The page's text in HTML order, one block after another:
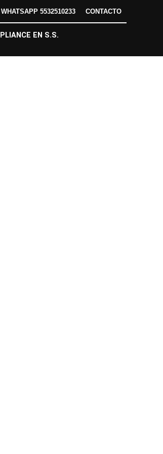
WHATSAPP 5532510233 CONTACTO
EN S.S.